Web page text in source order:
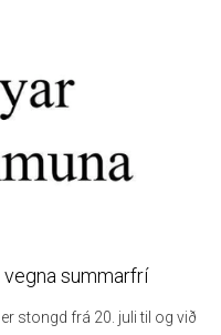
summarfrí
stongd frá 20. juli til og við